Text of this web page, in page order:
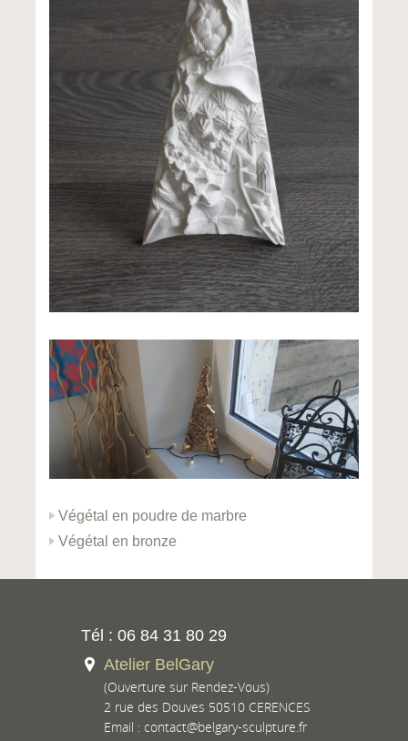
Végétal en poudre de marbre
Végétal en bronze
Tél : 06 84 31 80 29
Atelier BelGary
(Ouverture sur Rendez-Vous)
2 rue des Douves 50510 CERENCES
Email : contact@belgary-sculpture.fr